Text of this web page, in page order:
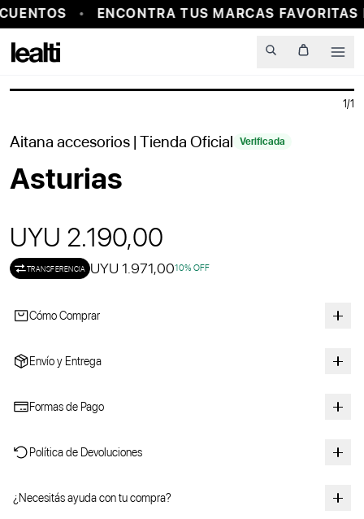
ENCONTRA TUS MARCAS FAVORITAS
PROBADOR VIRTUAL
1/1
Aitana accesorios | Tienda Oficial Verificada
Asturias
UYU 2.190,00
TRANSFERENCIA UYU 1.971,0010% OFF
Cómo Comprar
Envío y Entrega
Formas de Pago
Política de Devoluciones
¿Necesitás ayuda con tu compra?